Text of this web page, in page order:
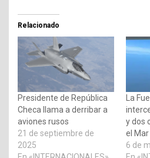
Relacionado
Presidente de República
Checa llama a derribar a
aviones rusos
21 de septiembre de
2025
La
y dos
el
6 de